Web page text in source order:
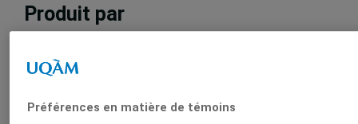
Produit par
l'intégration et
Préférences en matière de témoins